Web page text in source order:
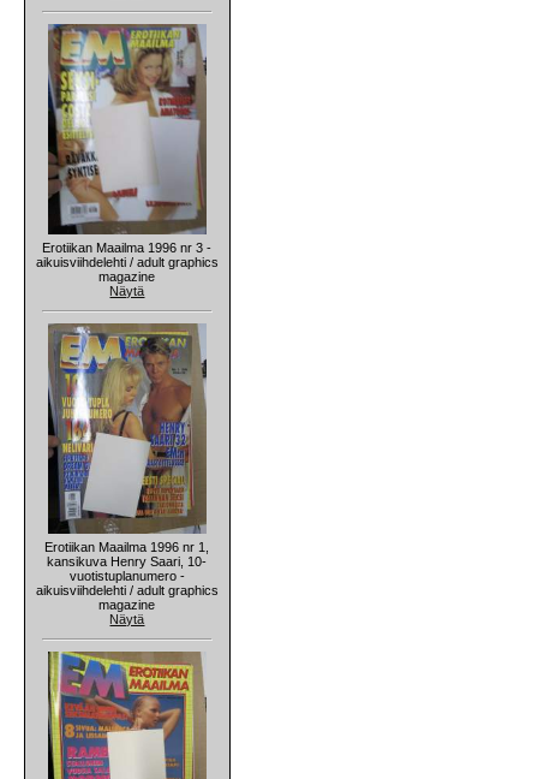
Erotiikan Maailma 1996 nr 3 -
aikuisviihdelehti / adult graphics
magazine
Näytä
Erotiikan Maailma 1996 nr 1,
kansikuva Henry Saari, 10-
vuotistuplanumero -
aikuisviihdelehti / adult graphics
magazine
Näytä